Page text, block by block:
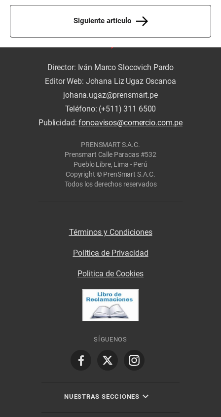
Siguiente artículo
Director: Iván Marco Slocovich Pardo
Editor Web: Johana Liz Ugaz Oscanoa
johana.ugaz@prensmart.pe
Teléfono: (+511) 311 6500
Publicidad:fonoavisos@comercio.com.pe
PRENSMART S.A.C.
Prensmart Calle Paracas #532
Pueblo Libre, Lima - Perú
Copyright © PrenSmart S.A.C.
Todos los derechos reservados
Términos y Condiciones
Política de Privacidad
Politica de Cookies
SÍGUENOS
NUESTRAS SECCIONES